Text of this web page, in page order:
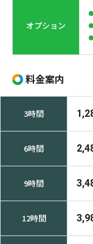
オプション
料金案内
3時間
6時間
9時間
12時間